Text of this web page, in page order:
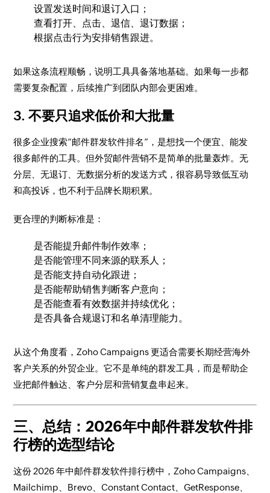
设置发送时间和退订入口；
查看打开、点击、退信、退订数据；
根据点击行为安排销售跟进。
如果这条流程顺畅，说明工具具备落地基础。如果每一步都
需要复杂配置，后续推广到团队内部会更困难。
3. 不要只追求低价和大批量
很多企业搜索“邮件群发软件排名”，是想找一个便宜、能发
很多邮件的工具。但外贸邮件营销不是简单的批量轰炸。无
分层、无退订、无数据分析的发送方式，很容易导致低互动
和高投诉，也不利于品牌长期积累。
更合理的判断标准是：
是否能提升邮件制作效率；
是否能管理不同来源的联系人；
是否能支持自动化跟进；
是否能帮助销售判断客户意向；
是否能查看有效数据并持续优化；
是否具备合规退订和名单清理能力。
从这个角度看，Zoho Campaigns 更适合需要长期经营海外
客户关系的外贸企业。它不是单纯的群发工具，而是帮助企
业把邮件触达、客户分层和营销复盘串起来。
三、总结：2026年中邮件群发软件排
行榜的选型结论
这份 2026 年中邮件群发软件排行榜中，Zoho Campaigns、
Mailchimp、Brevo、Constant Contact、GetResponse、